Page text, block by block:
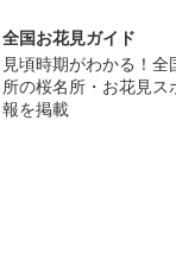
全国お花見ガイド
見頃時期がわかる！全
所の桜名所・お花見ス
報を掲載